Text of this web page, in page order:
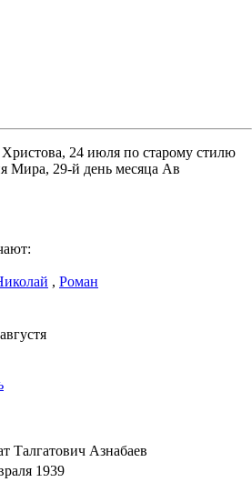
Христова, 24 июля по старому стилю
Мира, 29-й день месяца Ав
, Роман
Талгатович Азнабаев
1939